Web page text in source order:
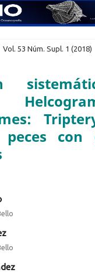
Vol. 53 Núm. Supl. 1 (2018)
peces con